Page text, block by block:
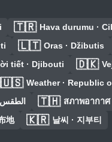
🇹🇷 Hava durumu ·
🇱🇹 Oras · Džibutis
tiết · Djibouti 🇩🇰
Weather · Republic
الطقس 🇹🇭 สภาพอากาศ
地 🇰🇷 날씨 · 지부티